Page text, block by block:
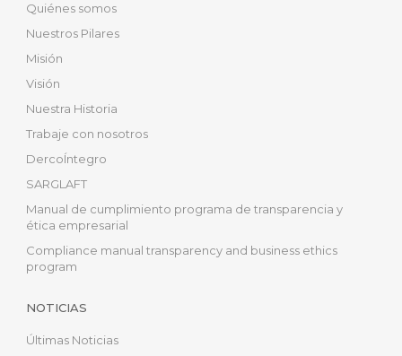
Quiénes somos
Nuestros Pilares
Misión
Visión
Nuestra Historia
Trabaje con nosotros
DercoÍntegro
SARGLAFT
Manual de cumplimiento programa de transparencia y
ética empresarial
Compliance manual transparency and business ethics
program
NOTICIAS
Últimas Noticias